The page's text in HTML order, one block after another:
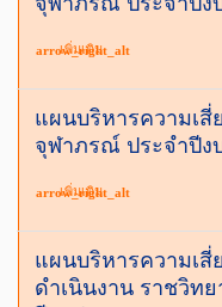
arrow_right_alt
เพิ่มเติม
แผนบริหารความเสี่
จุฬาภรณ์ ประจำปี
arrow_right_alt
เพิ่มเติม
แผนบริหารความเสี่
ดำเนินงาน ราชวิท